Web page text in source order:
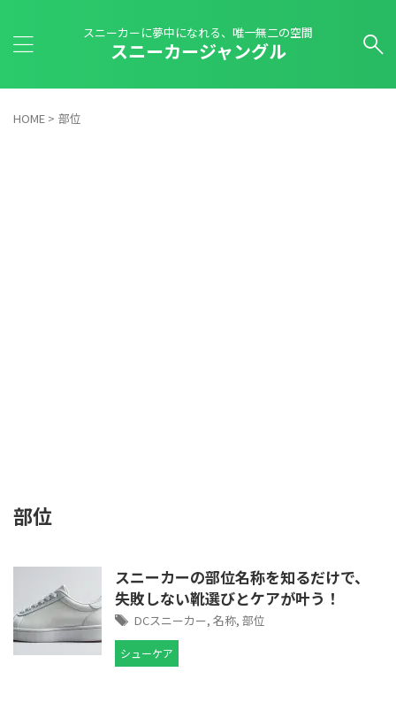
スニーカーに夢中になれる、唯一無二の空間
スニーカージャングル
HOME > 部位
部位
スニーカーの部位名称を知るだけで、
失敗しない靴選びとケアが叶う！
DCスニーカー, 名称, 部位
シューケア